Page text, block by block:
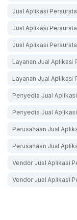
Jual Aplikasi
Jual Aplikasi
Jual Aplikasi
Layanan Jual Aplikasi
Layanan Jual Aplikasi
Penyedia Jual
Penyedia Jual
Perusahaan Jual
Perusahaan Jual
Vendor Jual Aplikasi
Vendor Jual Aplikasi